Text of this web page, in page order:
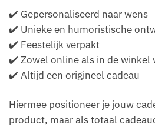
✔️ Gepersonaliseerd naar wens
✔️ Unieke en humoristische
✔️ Feestelijk verpakt
✔️ Zowel online als in de winkel
✔️ Altijd een origineel cadeau
Hiermee positioneer je jouw
product, maar als totaal